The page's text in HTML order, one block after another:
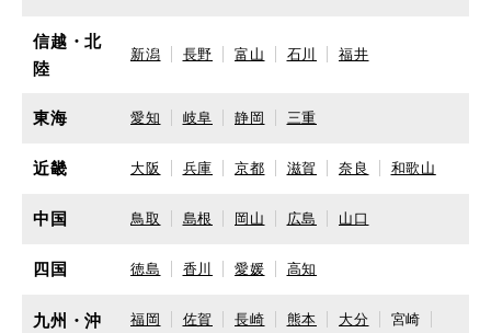
信越・北
陸
新潟 長野 富山 石川 福井
東海 愛知 岐阜 静岡 三重
近畿 大阪 兵庫 京都 滋賀 奈良 和歌山
中国 鳥取 島根 岡山 広島 山口
四国 徳島 香川 愛媛 高知
九州・沖
福岡 佐賀 長崎 熊本 大分
宮崎